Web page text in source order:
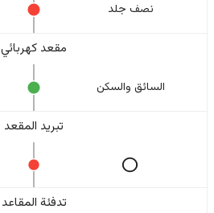
نصف جلد
مقعد كهربائي
السائق والسکن
تبريد المقعد
تدفئة المقاعد